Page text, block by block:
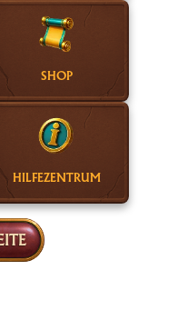
SHOP
HILFEZENTRUM